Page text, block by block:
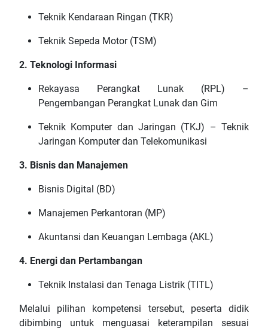
Teknik Kendaraan Ringan (TKR)
Teknik Sepeda Motor (TSM)
2. Teknologi Informasi
Rekayasa Perangkat Lunak (RPL) –
Pengembangan Perangkat Lunak dan Gim
Teknik Komputer dan Jaringan (TKJ) – Teknik
Jaringan Komputer dan Telekomunikasi
3. Bisnis dan Manajemen
Bisnis Digital (BD)
Manajemen Perkantoran (MP)
Akuntansi dan Keuangan Lembaga (AKL)
4. Energi dan Pertambangan
Teknik Instalasi dan Tenaga Listrik (TITL)
Melalui pilihan kompetensi tersebut, peserta didik
dibimbing untuk menguasai keterampilan sesuai